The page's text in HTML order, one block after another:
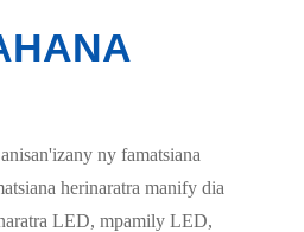
ny famatsiana
herinaratra manify dia
LED, mpamily LED,